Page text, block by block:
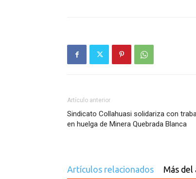
Artículo anterior
Sindicato Collahuasi solidariza con
en huelga de Minera Quebrada Blanca
Artículos relacionados Más